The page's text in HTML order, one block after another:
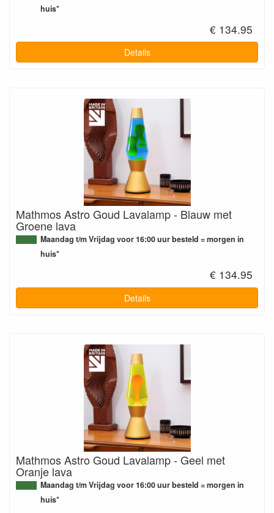
huis*
€ 134.95
Details
Mathmos Astro Goud Lavalamp - Blauw met
Groene lava
Maandag t/m Vrijdag voor 16:00 uur besteld = morgen in
huis*
€ 134.95
Details
Mathmos Astro Goud Lavalamp - Geel met
Oranje lava
Maandag t/m Vrijdag voor 16:00 uur besteld = morgen in
huis*